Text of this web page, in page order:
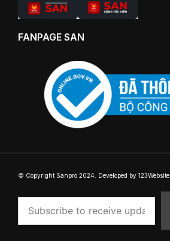
FANPAGE SAN
© Copyright Sanpro 2024. Developed by 123Website.